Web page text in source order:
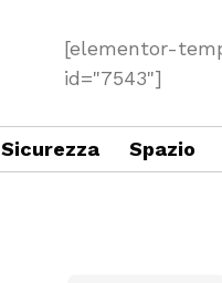
[elementor-
id="7543"]
Sicurezza Spazio